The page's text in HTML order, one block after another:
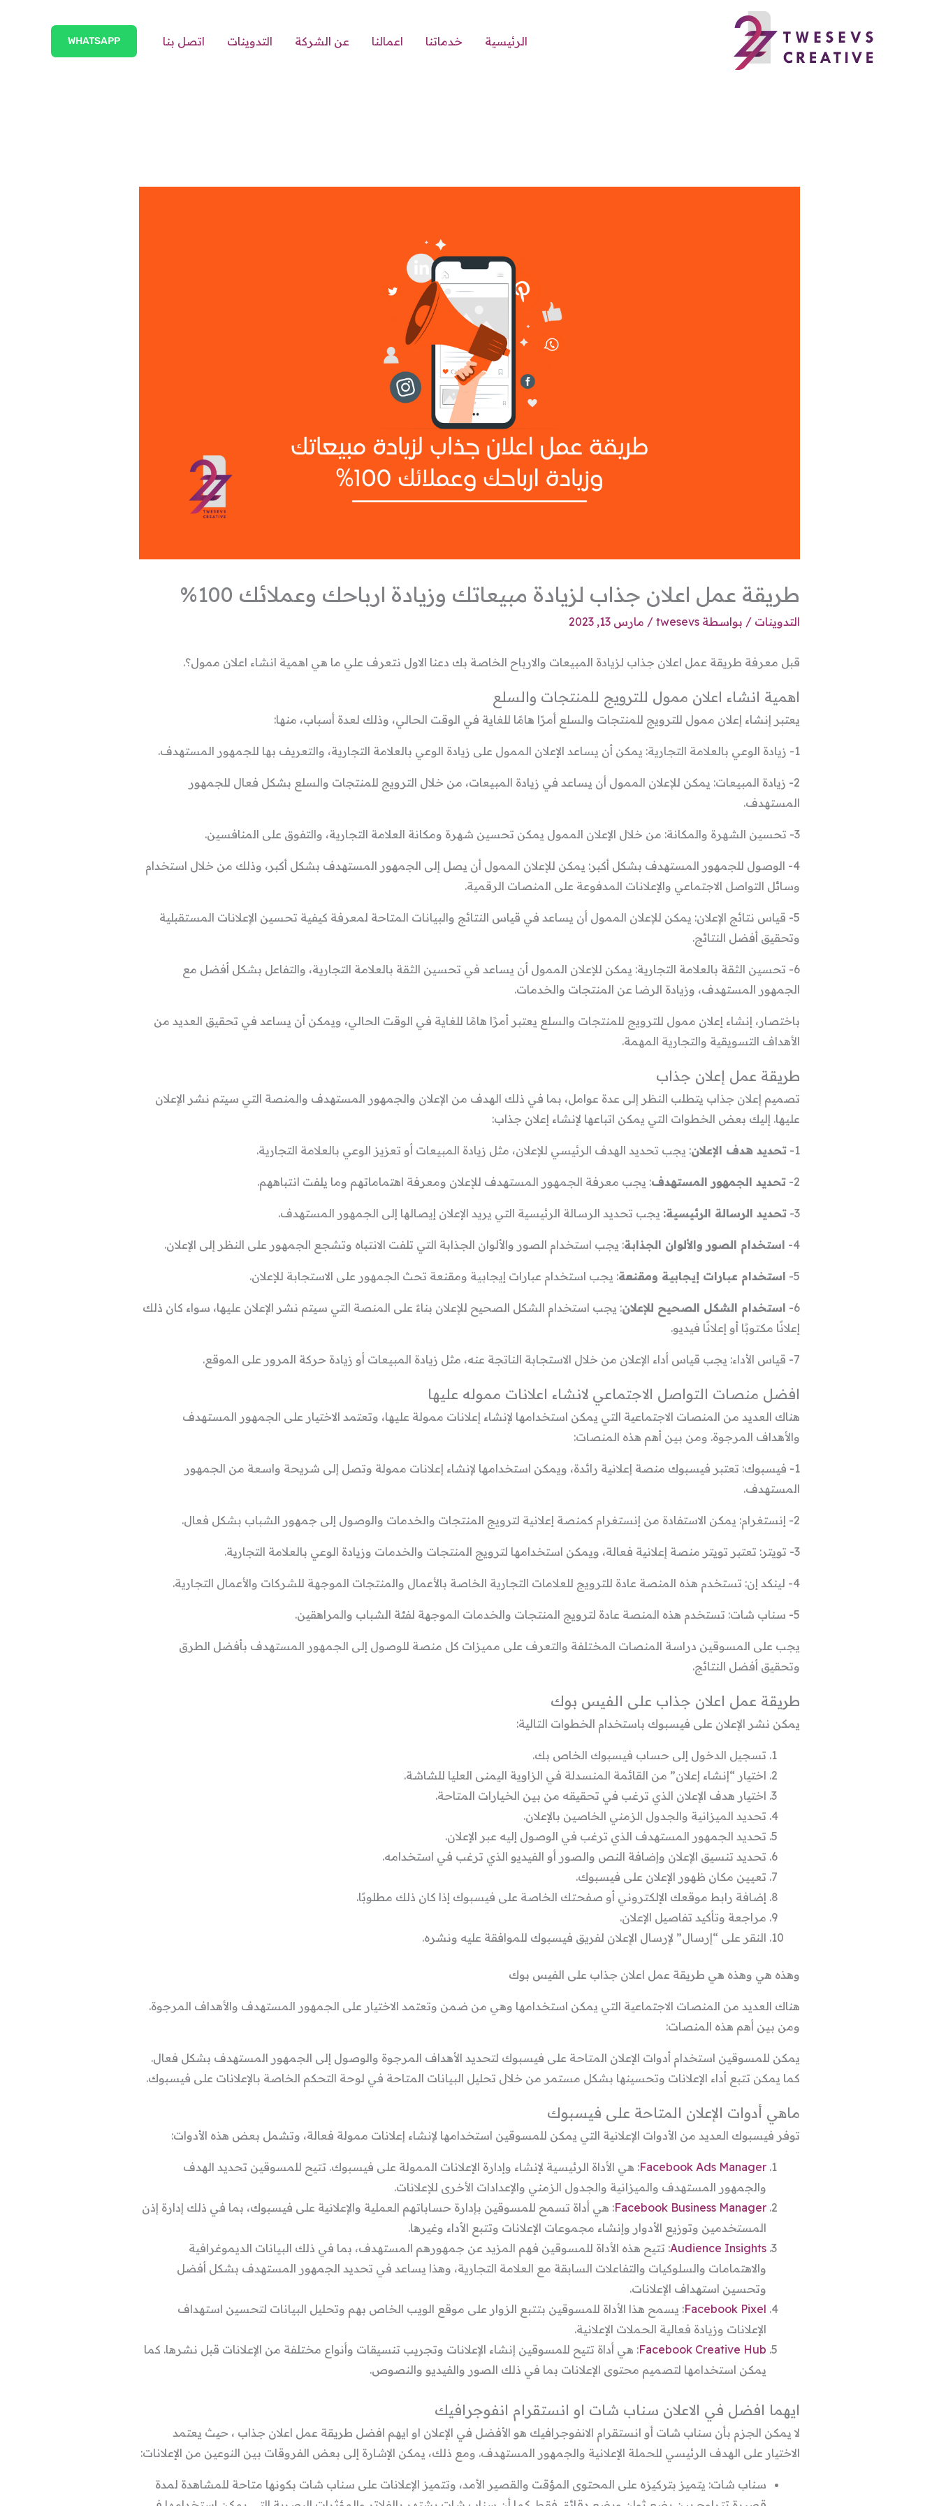
الرئيسية خدماتنا اعمالنا عن الشركة التدوينات اتصل بنا WHATSAPP
طريقة عمل اعلان جذاب لزيادة مبيعاتك وزيادة ارباحك وعملائك 100%
التدوينات / بواسطة twesevs
/ مارس 13, 2023
قبل معرفة طريقة عمل اعلان جذاب لزيادة المبيعات والارباح الخاصة بك دعنا الاول نتعرف علي ما هي اهمية انشاء اعلان ممول؟.
اهمية انشاء اعلان ممول للترويج للمنتجات والسلع
يعتبر إنشاء إعلان ممول للترويج للمنتجات والسلع أمرًا هامًا للغاية في الوقت الحالي، وذلك لعدة أسباب، منها:
1- زيادة الوعي بالعلامة التجارية: يمكن أن يساعد الإعلان الممول على زيادة الوعي بالعلامة التجارية، والتعريف بها للجمهور المستهدف.
2- زيادة المبيعات: يمكن للإعلان الممول أن يساعد في زيادة المبيعات، من خلال الترويج للمنتجات والسلع بشكل فعال للجمهور
المستهدف.
3- تحسين الشهرة والمكانة: من خلال الإعلان الممول يمكن تحسين شهرة ومكانة العلامة التجارية، والتفوق على المنافسين.
4- الوصول للجمهور المستهدف بشكل أكبر: يمكن للإعلان الممول أن يصل إلى الجمهور المستهدف بشكل أكبر، وذلك من خلال استخدام
وسائل التواصل الاجتماعي والإعلانات المدفوعة على المنصات الرقمية.
5- قياس نتائج الإعلان: يمكن للإعلان الممول أن يساعد في قياس النتائج والبيانات المتاحة لمعرفة كيفية تحسين الإعلانات المستقبلية
وتحقيق أفضل النتائج.
6- تحسين الثقة بالعلامة التجارية: يمكن للإعلان الممول أن يساعد في تحسين الثقة بالعلامة التجارية، والتفاعل بشكل أفضل مع
الجمهور المستهدف، وزيادة الرضا عن المنتجات والخدمات.
باختصار، إنشاء إعلان ممول للترويج للمنتجات والسلع يعتبر أمرًا هامًا للغاية في الوقت الحالي، ويمكن أن يساعد في تحقيق العديد من
الأهداف التسويقية والتجارية المهمة.
طريقة عمل إعلان جذاب
تصميم إعلان جذاب يتطلب النظر إلى عدة عوامل، بما في ذلك الهدف من الإعلان والجمهور المستهدف والمنصة التي سيتم نشر الإعلان
عليها. إليك بعض الخطوات التي يمكن اتباعها لإنشاء إعلان جذاب:
1- تحديد هدف الإعلان: يجب تحديد الهدف الرئيسي للإعلان، مثل زيادة المبيعات أو تعزيز الوعي بالعلامة التجارية.
2- تحديد الجمهور المستهدف: يجب معرفة الجمهور المستهدف للإعلان ومعرفة اهتماماتهم وما يلفت انتباههم.
3- تحديد الرسالة الرئيسية: يجب تحديد الرسالة الرئيسية التي يريد الإعلان إيصالها إلى الجمهور المستهدف.
4- استخدام الصور والألوان الجذابة: يجب استخدام الصور والألوان الجذابة التي تلفت الانتباه وتشجع الجمهور على النظر إلى الإعلان.
5- استخدام عبارات إيجابية ومقنعة: يجب استخدام عبارات إيجابية ومقنعة تحث الجمهور على الاستجابة للإعلان.
6- استخدام الشكل الصحيح للإعلان: يجب استخدام الشكل الصحيح للإعلان بناءً على المنصة التي سيتم نشر الإعلان عليها، سواء كان ذلك
إعلانًا مكتوبًا أو إعلانًا فيديو.
7- قياس الأداء: يجب قياس أداء الإعلان من خلال الاستجابة الناتجة عنه، مثل زيادة المبيعات أو زيادة حركة المرور على الموقع.
افضل منصات التواصل الاجتماعي لانشاء اعلانات مموله عليها
هناك العديد من المنصات الاجتماعية التي يمكن استخدامها لإنشاء إعلانات ممولة عليها، وتعتمد الاختيار على الجمهور المستهدف
والأهداف المرجوة. ومن بين أهم هذه المنصات:
1- فيسبوك: تعتبر فيسبوك منصة إعلانية رائدة، ويمكن استخدامها لإنشاء إعلانات ممولة وتصل إلى شريحة واسعة من الجمهور
المستهدف.
2- إنستغرام: يمكن الاستفادة من إنستغرام كمنصة إعلانية لترويج المنتجات والخدمات والوصول إلى جمهور الشباب بشكل فعال.
3- تويتر: تعتبر تويتر منصة إعلانية فعالة، ويمكن استخدامها لترويج المنتجات والخدمات وزيادة الوعي بالعلامة التجارية.
4- لينكد إن: تستخدم هذه المنصة عادة للترويج للعلامات التجارية الخاصة بالأعمال والمنتجات الموجهة للشركات والأعمال التجارية.
5- سناب شات: تستخدم هذه المنصة عادة لترويج المنتجات والخدمات الموجهة لفئة الشباب والمراهقين.
يجب على المسوقين دراسة المنصات المختلفة والتعرف على مميزات كل منصة للوصول إلى الجمهور المستهدف بأفضل الطرق
وتحقيق أفضل النتائج.
طريقة عمل اعلان جذاب على الفيس بوك
يمكن نشر الإعلان على فيسبوك باستخدام الخطوات التالية:
تسجيل الدخول إلى حساب فيسبوك الخاص بك.
اختيار “إنشاء إعلان” من القائمة المنسدلة في الزاوية اليمنى العليا للشاشة.
اختيار هدف الإعلان الذي ترغب في تحقيقه من بين الخيارات المتاحة.
تحديد الميزانية والجدول الزمني الخاصين بالإعلان.
تحديد الجمهور المستهدف الذي ترغب في الوصول إليه عبر الإعلان.
تحديد تنسيق الإعلان وإضافة النص والصور أو الفيديو الذي ترغب في استخدامه.
تعيين مكان ظهور الإعلان على فيسبوك.
إضافة رابط موقعك الإلكتروني أو صفحتك الخاصة على فيسبوك إذا كان ذلك مطلوبًا.
مراجعة وتأكيد تفاصيل الإعلان.
النقر على “إرسال” لإرسال الإعلان لفريق فيسبوك للموافقة عليه ونشره.
وهذه هي وهذه هي طريقة عمل اعلان جذاب على الفيس بوك
هناك العديد من المنصات الاجتماعية التي يمكن استخدامها وهي من ضمن وتعتمد الاختيار على الجمهور المستهدف والأهداف المرجوة.
ومن بين أهم هذه المنصات:
يمكن للمسوقين استخدام أدوات الإعلان المتاحة على فيسبوك لتحديد الأهداف المرجوة والوصول إلى الجمهور المستهدف بشكل فعال.
كما يمكن تتبع أداء الإعلانات وتحسينها بشكل مستمر من خلال تحليل البيانات المتاحة في لوحة التحكم الخاصة بالإعلانات على فيسبوك.
ماهي أدوات الإعلان المتاحة على فيسبوك
توفر فيسبوك العديد من الأدوات الإعلانية التي يمكن للمسوقين استخدامها لإنشاء إعلانات ممولة فعالة، وتشمل بعض هذه الأدوات:
Facebook Ads Manager: هي الأداة الرئيسية لإنشاء وإدارة الإعلانات الممولة على فيسبوك. تتيح للمسوقين تحديد الهدف
والجمهور المستهدف والميزانية والجدول الزمني والإعدادات الأخرى للإعلانات.
Facebook Business Manager: هي أداة تسمح للمسوقين بإدارة حساباتهم العملية والإعلانية على فيسبوك، بما في ذلك إدارة إذن
المستخدمين وتوزيع الأدوار وإنشاء مجموعات الإعلانات وتتبع الأداء وغيرها.
Audience Insights: تتيح هذه الأداة للمسوقين فهم المزيد عن جمهورهم المستهدف، بما في ذلك البيانات الديموغرافية
والاهتمامات والسلوكيات والتفاعلات السابقة مع العلامة التجارية، وهذا يساعد في تحديد الجمهور المستهدف بشكل أفضل
وتحسين استهداف الإعلانات.
Facebook Pixel: يسمح هذا الأداة للمسوقين بتتبع الزوار على موقع الويب الخاص بهم وتحليل البيانات لتحسين استهداف
الإعلانات وزيادة فعالية الحملات الإعلانية.
Facebook Creative Hub: هي أداة تتيح للمسوقين إنشاء الإعلانات وتجريب تنسيقات وأنواع مختلفة من الإعلانات قبل نشرها. كما
يمكن استخدامها لتصميم محتوى الإعلانات بما في ذلك الصور والفيديو والنصوص.
ايهما افضل في الاعلان سناب شات او انستقرام انفوجرافيك
لا يمكن الجزم بأن سناب شات أو انستقرام الانفوجرافيك هو الأفضل في الإعلان او ايهم افضل طريقة عمل اعلان جذاب ، حيث يعتمد
الاختيار على الهدف الرئيسي للحملة الإعلانية والجمهور المستهدف. ومع ذلك، يمكن الإشارة إلى بعض الفروقات بين النوعين من الإعلانات:
سناب شات: يتميز بتركيزه على المحتوى المؤقت والقصير الأمد، وتتميز الإعلانات على سناب شات بكونها متاحة للمشاهدة لمدة